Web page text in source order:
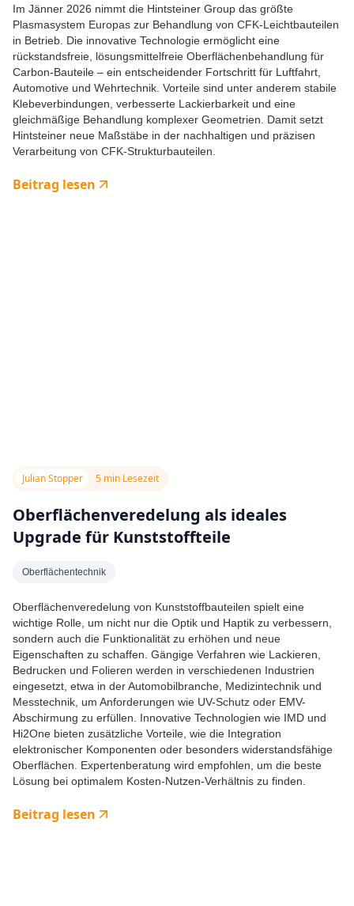
Im Jänner 2026 nimmt die Hintsteiner Group das größte
Plasmasystem Europas zur Behandlung von CFK-Leichtbauteilen
in Betrieb. Die innovative Technologie ermöglicht eine
rückstandsfreie, lösungsmittelfreie Oberflächenbehandlung für
Carbon-Bauteile – ein entscheidender Fortschritt für Luftfahrt,
Automotive und Wehrtechnik. Vorteile sind unter anderem stabile
Klebeverbindungen, verbesserte Lackierbarkeit und eine
gleichmäßige Behandlung komplexer Geometrien. Damit setzt
Hintsteiner neue Maßstäbe in der nachhaltigen und präzisen
Verarbeitung von CFK-Strukturbauteilen.
Beitrag lesen
Julian Stopper 5 min Lesezeit
Oberflächenveredelung als ideales
Upgrade für Kunststoffteile
Oberflächentechnik
Oberflächenveredelung von Kunststoffbauteilen spielt eine
wichtige Rolle, um nicht nur die Optik und Haptik zu verbessern,
sondern auch die Funktionalität zu erhöhen und neue
Eigenschaften zu schaffen. Gängige Verfahren wie Lackieren,
Bedrucken und Folieren werden in verschiedenen Industrien
eingesetzt, etwa in der Automobilbranche, Medizintechnik und
Messtechnik, um Anforderungen wie UV-Schutz oder EMV-
Abschirmung zu erfüllen. Innovative Technologien wie IMD und
Hi2One bieten zusätzliche Vorteile, wie die Integration
elektronischer Komponenten oder besonders widerstandsfähige
Oberflächen. Expertenberatung wird empfohlen, um die beste
Lösung bei optimalem Kosten-Nutzen-Verhältnis zu finden.
Beitrag lesen